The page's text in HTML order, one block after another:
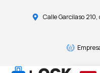
Calle Garcilaso